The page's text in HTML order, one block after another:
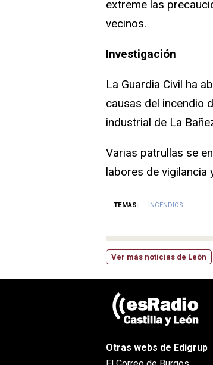
extreme las
vecinos.
Investigación
La Guardia Civil ha
causas del incendio
industrial de La
Varias patrullas se
labores de vigilancia
TEMAS: INCENDIOS
Ver más noticias de León
Otras webs de Edigrup